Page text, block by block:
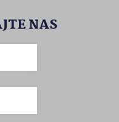
NAS